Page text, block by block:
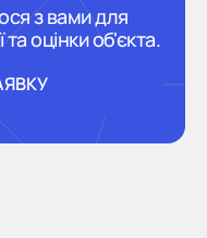
з вами для
оцінки об'єкта.